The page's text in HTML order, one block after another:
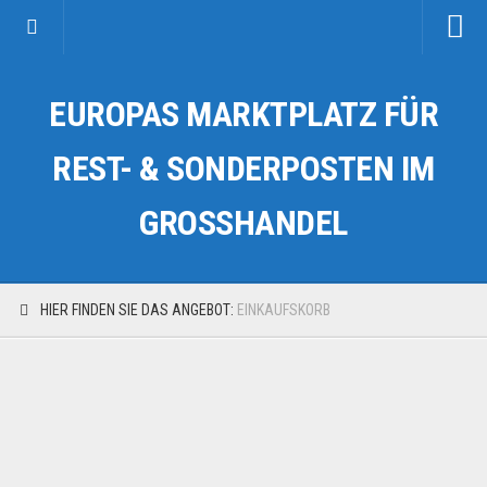
Kategorien
Auto & Motorrad
Fahrzeuge & Transport
EUROPAS MARKTPLATZ FÜR
REST- & SONDERPOSTEN IM
GROSSHANDEL
HIER FINDEN SIE DAS ANGEBOT: EINKAUFSKORB